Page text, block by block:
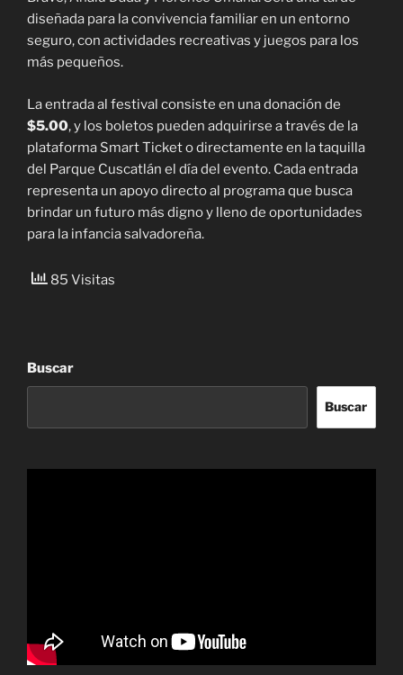
diseñada para la convivencia familiar en un entorno
seguro, con actividades recreativas y juegos para los
más pequeños.
La entrada al festival consiste en una donación de
$5.00, y los boletos pueden adquirirse a través de la
plataforma Smart Ticket o directamente en la taquilla
del Parque Cuscatlán el día del evento. Cada entrada
representa un apoyo directo al programa que busca
brindar un futuro más digno y lleno de oportunidades
para la infancia salvadoreña.
85 Visitas
Buscar
Buscar